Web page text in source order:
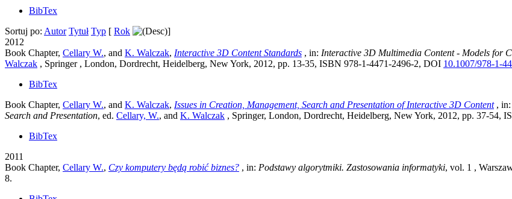
BibTex
Sortuj po: Autor Tytuł Typ [ Rok
]
2012
Book Chapter, Cellary W., and K. Walczak, Interactive 3D Content Standards , in: Interactive 3D Multimedia Content - Models for
Walczak , Springer , London, Dordrecht, Heidelberg, New York, 2012, pp. 13-35, ISBN 978-1-4471-2496-2, DOI 10.1007/978-1-
BibTex
Book Chapter, Cellary W., and K. Walczak, Issues in Creation, Management, Search and Presentation of Interactive 3D Content, in:
Search and Presentation, ed. Cellary, W., and K. Walczak , Springer, London, Dordrecht, Heidelberg, New York, 2012, pp. 37-54,
BibTex
2011
Book Chapter, Cellary W., Czy komputery będą robić biznes? , in: Podstawy algorytmiki. Zastosowania informatyki, vol. 1 ,
8.